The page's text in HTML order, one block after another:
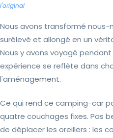
l'original
Nous avons transformé
surélevé et allongé en un
Nous y avons voyagé
expérience se reflète dans
l'aménagement.
Ce qui rend ce camping-car
quatre couchages fixes. Pas
de déplacer les oreillers : les